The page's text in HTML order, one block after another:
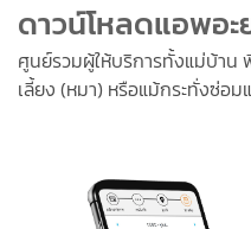
ดาวน์โหลดแอพอะ
ศูนย์รวมผู้ให้บริการทั้งแม่บ้าน
เลี้ยง (หมา) หรือแม้กระทั่งซ่อม